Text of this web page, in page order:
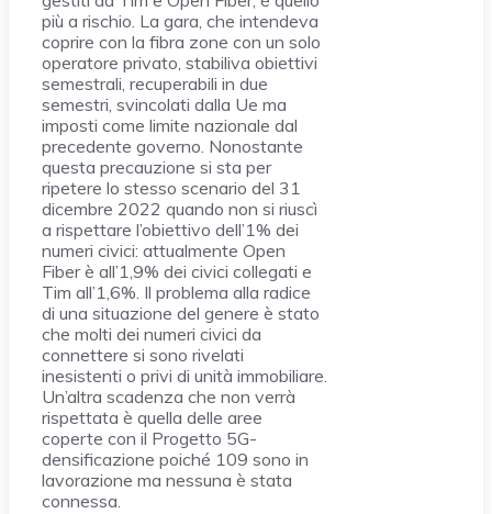
più a rischio. La gara, che intendeva
coprire con la fibra zone con un solo
operatore privato, stabiliva obiettivi
semestrali, recuperabili in due
semestri, svincolati dalla Ue ma
imposti come limite nazionale dal
precedente governo. Nonostante
questa precauzione si sta per
ripetere lo stesso scenario del 31
dicembre 2022 quando non si riuscì
a rispettare l’obiettivo dell’1% dei
numeri civici: attualmente Open
Fiber è all’1,9% dei civici collegati e
Tim all’1,6%. Il problema alla radice
di una situazione del genere è stato
che molti dei numeri civici da
connettere si sono rivelati
inesistenti o privi di unità immobiliare.
Un’altra scadenza che non verrà
rispettata è quella delle aree
coperte con il Progetto 5G-
densificazione poiché 109 sono in
lavorazione ma nessuna è stata
connessa.